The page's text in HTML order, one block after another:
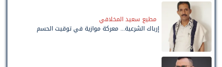
مطيع سعيد المخلافي
إرباك الشرعية... معركة موازية في توقيت الحسم